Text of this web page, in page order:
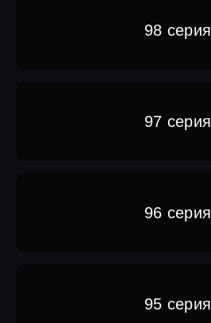
98 серия
97 серия
96 серия
95 серия